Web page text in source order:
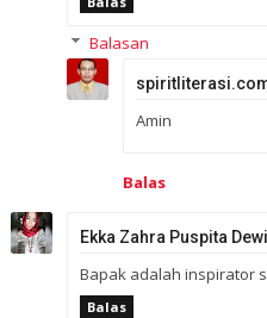
Balasan
Amin
Balas
Ekka Zahra Puspita Dewi
Bapak adalah inspirator
Balas